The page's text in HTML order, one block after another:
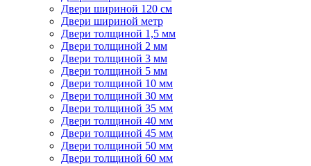
Двери шириной 120 см
Двери шириной метр
Двери толщиной 1,5 мм
Двери толщиной 2 мм
Двери толщиной 3 мм
Двери толщиной 5 мм
Двери толщиной 10 мм
Двери толщиной 30 мм
Двери толщиной 35 мм
Двери толщиной 40 мм
Двери толщиной 45 мм
Двери толщиной 50 мм
Двери толщиной 60 мм